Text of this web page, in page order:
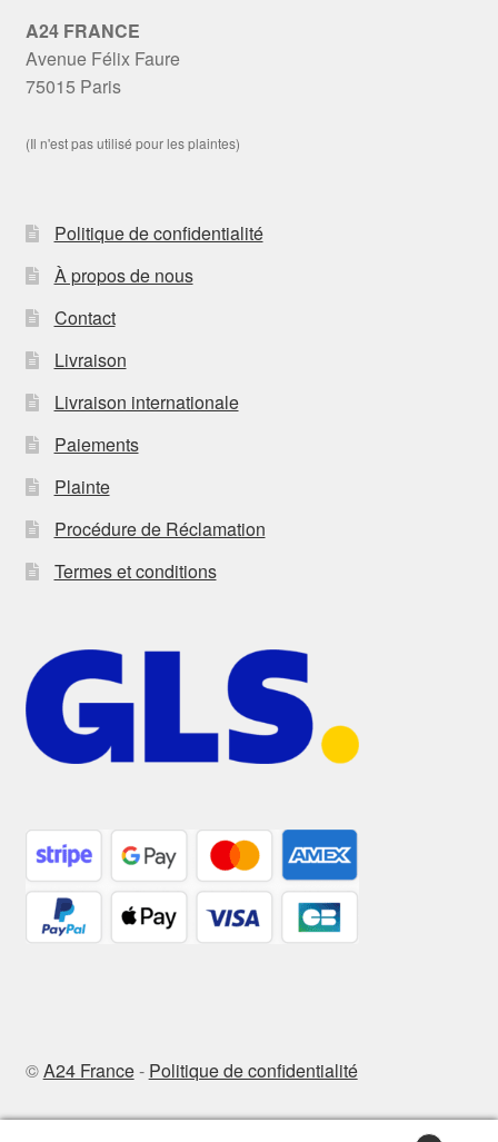
A24 FRANCE
Avenue Félix Faure
75015 Paris
(Il n'est pas utilisé pour les plaintes)
Politique de confidentialité
À propos de nous
Contact
Livraison
Livraison internationale
Paiements
Plainte
Procédure de Réclamation
Termes et conditions
©A24 France- Politique de confidentialité